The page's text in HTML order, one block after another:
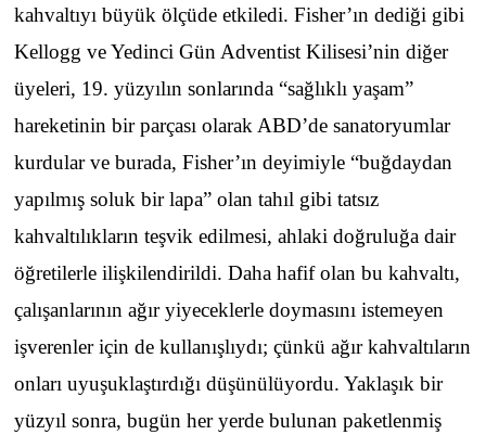
kahvaltıyı büyük ölçüde etkiledi. Fisher’ın dediği gibi
Kellogg ve Yedinci Gün Adventist Kilisesi’nin diğer
üyeleri, 19. yüzyılın sonlarında “sağlıklı yaşam”
hareketinin bir parçası olarak ABD’de sanatoryumlar
kurdular ve burada, Fisher’ın deyimiyle “buğdaydan
yapılmış soluk bir lapa” olan tahıl gibi tatsız
kahvaltılıkların teşvik edilmesi, ahlaki doğruluğa dair
öğretilerle ilişkilendirildi. Daha hafif olan bu kahvaltı,
çalışanlarının ağır yiyeceklerle doymasını istemeyen
işverenler için de kullanışlıydı; çünkü ağır kahvaltıların
onları uyuşuklaştırdığı düşünülüyordu. Yaklaşık bir
yüzyıl sonra, bugün her yerde bulunan paketlenmiş